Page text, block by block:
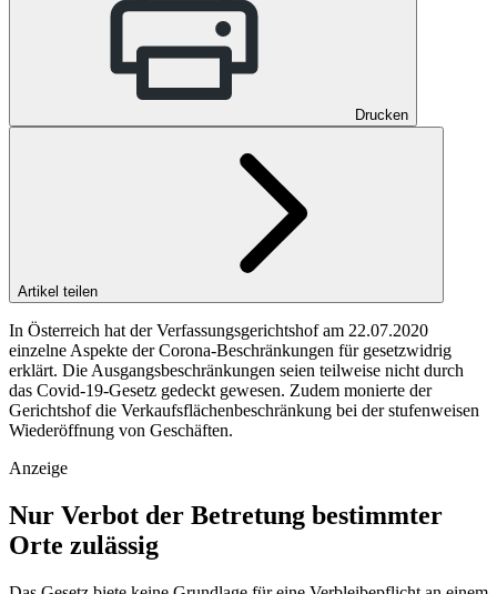
Drucken
Artikel teilen
In Österreich hat der Verfassungsgerichtshof am 22.07.2020
einzelne Aspekte der Corona-Beschränkungen für gesetzwidrig
erklärt. Die Ausgangsbeschränkungen seien teilweise nicht durch
das Covid-19-Gesetz gedeckt gewesen. Zudem monierte der
Gerichtshof die Verkaufsflächenbeschränkung bei der stufenweisen
Wiederöffnung von Geschäften.
Anzeige
Nur Verbot der Betretung bestimmter
Orte zulässig